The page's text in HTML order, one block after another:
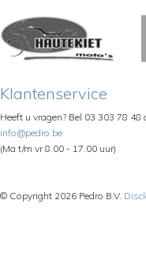
Klantenservice
Heeft u vragen? Bel 03 303 78
info@pedro.be
(Ma t/m vr 8.00 - 17.00 uur)
© Copyright 2026 Pedro B.V.